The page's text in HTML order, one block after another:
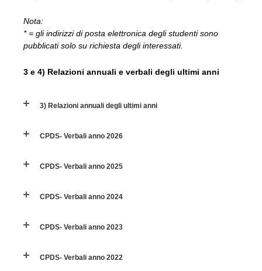
Nota:
* = gli indirizzi di posta elettronica degli studenti sono
pubblicati solo su richiesta degli interessati.
3 e 4) Relazioni annuali e verbali degli ultimi anni
3) Relazioni annuali degli ultimi anni
CPDS- Verbali anno 2026
CPDS- Verbali anno 2025
CPDS- Verbali anno 2024
CPDS- Verbali anno 2023
CPDS- Verbali anno 2022